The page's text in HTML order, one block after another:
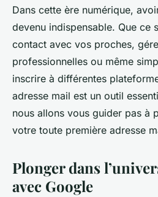
Comment créer
première
alison•7 mars 2024•6 min de
Dans cette ère numérique,
devenu indispensable. Que ce
contact avec vos proches,
professionnelles ou même
inscrire à différentes
adresse mail est un outil
nous allons vous guider pas à
votre toute première adresse
Plonger dans
avec Google